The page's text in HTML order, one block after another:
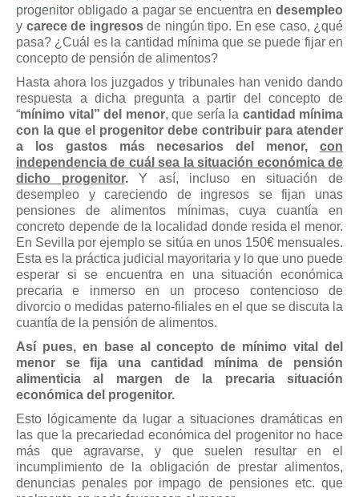
progenitor obligado a pagar se encuentra en desempleo
y carece de ingresosde ningún tipo. En ese caso, ¿qué
pasa? ¿Cuál es la cantidad mínima que se puede fijar en
concepto de pensión de alimentos?
Hasta ahora los juzgados y tribunales han venido dando
respuesta a dicha pregunta a partir del concepto de
“mínimo vital” del menor, que sería la cantidad mínima
con la que el progenitor debe contribuir para atender
a los gastos más necesarios del menor, con
independencia de cuál sea la situación económica de
dicho progenitor.Y así, incluso en situación de
desempleo y careciendo de ingresos se fijan unas
pensiones de alimentos mínimas, cuya cuantía en
concreto depende de la localidad donde resida el menor.
En Sevilla por ejemplo se sitúa en unos 150€ mensuales.
Esta es la práctica judicial mayoritaria y lo que uno puede
esperar si se encuentra en una situación económica
precaria e inmerso en un proceso contencioso de
divorcio o medidas paterno-filiales en el que se discuta la
cuantía de la pensión de alimentos.
Así pues, en base al concepto de mínimo vital del
menor se fija una cantidad mínima de pensión
alimenticia al margen de la precaria situación
económica del progenitor.
Esto lógicamente da lugar a situaciones dramáticas en
las que la precariedad económica del progenitor no hace
más que agravarse, y que suelen resultar en el
incumplimiento de la obligación de prestar alimentos,
denuncias penales por impago de pensiones etc. que